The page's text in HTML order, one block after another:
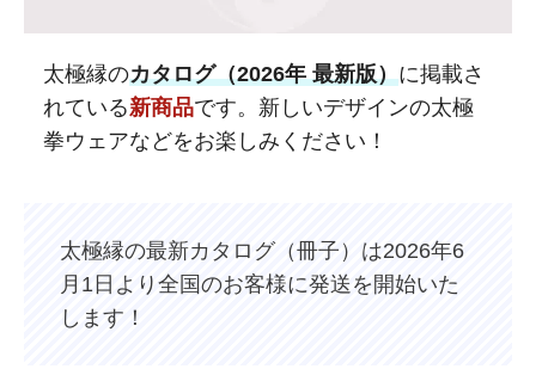
太極縁のカタログ（2026年 最新版）に掲載さ
れている新商品です。新しいデザインの太極
拳ウェアなどをお楽しみください！
太極縁の最新カタログ（冊子）は2026年6
月1日より全国のお客様に発送を開始いた
します！